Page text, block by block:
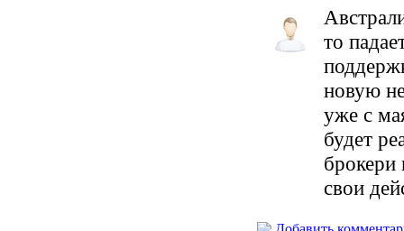
то
новую
уже с
будет
брокери
свои